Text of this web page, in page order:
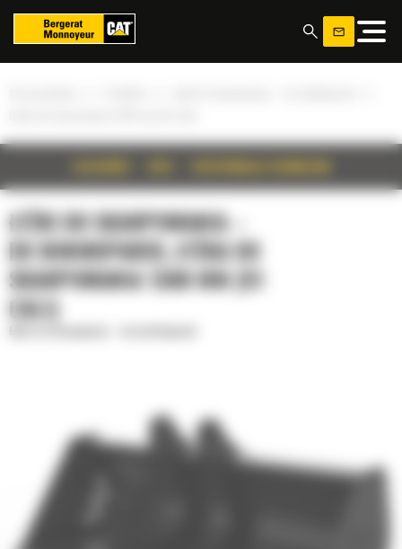
ŁYŻKI DO SKARPOWANIA –
DO MINIKOPAREK, ŁYŻKA DO
SKARPOWANIA 1300 MM (51
CALI)
Panel zarządzania plikami cookies